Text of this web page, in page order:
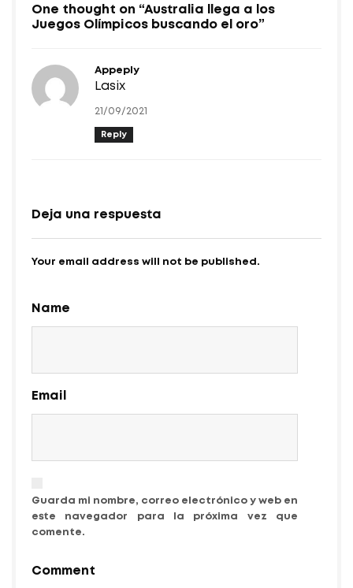
One thought on “Australia llega a los
Juegos Olímpicos buscando el oro”
Appeply
Lasix
21/09/2021
Reply
Deja una respuesta
Your email address will not be published.
Name
Email
Guarda mi nombre, correo electrónico y web en
este navegador para la próxima vez que
comente.
Comment